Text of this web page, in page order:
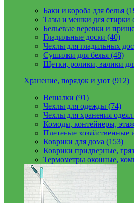
Баки и короба для белья
Тазы и мешки для стирки
Бельевые веревки и
Гладильные доски (40)
Чехлы для гладильных
Сушилки для белья (48)
Щетки, ролики, валики
Хранение, порядок и уют (912)
Вешалки (91)
Чехлы для одежды (74)
Чехлы для хранения
Комоды, контейнеры,
Плетеные хозяйственные
Коврики для дома (153)
Коврики придверные,
Термометры оконные,